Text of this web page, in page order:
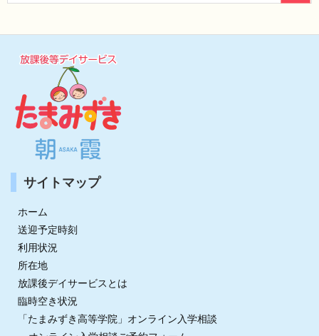
サイトマップ
ホーム
送迎予定時刻
利用状況
所在地
放課後デイサービスとは
臨時空き状況
「たまみずき高等学院」オンライン入学相談